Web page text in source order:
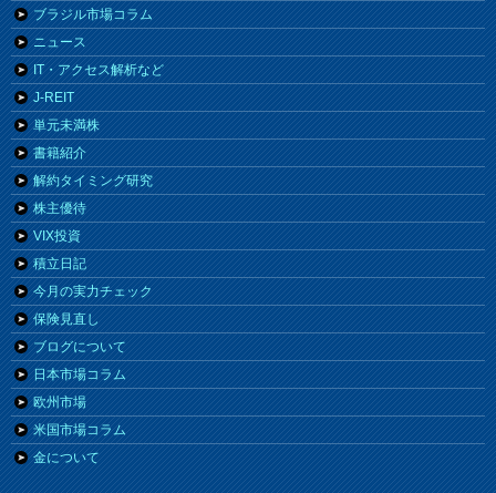
ブラジル市場コラム
ニュース
IT・アクセス解析など
J-REIT
単元未満株
書籍紹介
解約タイミング研究
株主優待
VIX投資
積立日記
今月の実力チェック
保険見直し
ブログについて
日本市場コラム
欧州市場
米国市場コラム
金について